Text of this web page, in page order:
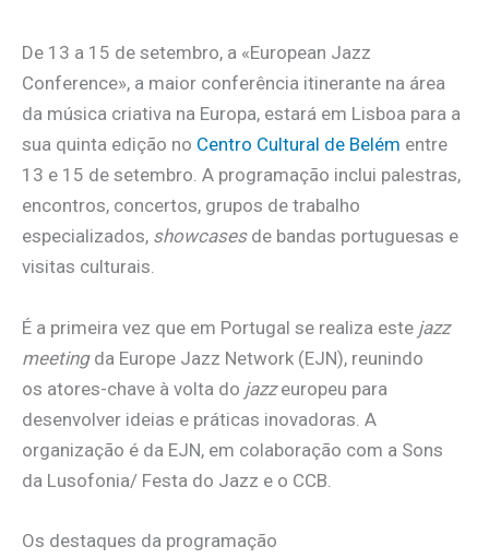
De 13 a 15 de setembro, a «European Jazz
Conference», a maior conferência itinerante na área
da música criativa na Europa, estará em Lisboa para a
sua quinta edição no Centro Cultural de Belém entre
13 e 15 de setembro. A programação inclui palestras,
encontros, concertos, grupos de trabalho
especializados, showcasesde bandas portuguesas e
visitas culturais.
É a primeira vez que em Portugal se realiza este jazz
meetingda Europe Jazz Network (EJN), reunindo
os atores-chave à volta do jazzeuropeu para
desenvolver ideias e práticas inovadoras. A
organização é da EJN, em colaboração com a Sons
da Lusofonia/ Festa do Jazz e o CCB.
Os destaques da programação